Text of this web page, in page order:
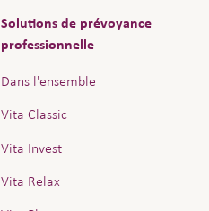
Solutions de prévoyance
professionnelle
Dans l'ensemble
Vita Classic
Vita Invest
Vita Relax